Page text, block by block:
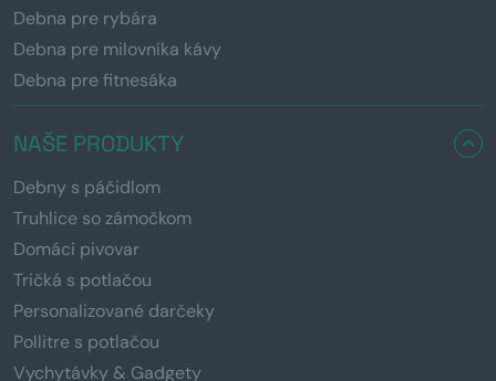
Debna pre rybára
Debna pre milovníka kávy
Debna pre fitnesáka
NAŠE PRODUKTY
Debny s páčidlom
Truhlice so zámočkom
Domáci pivovar
Tričká s potlačou
Personalizované darčeky
Pollitre s potlačou
Vychytávky & Gadgety